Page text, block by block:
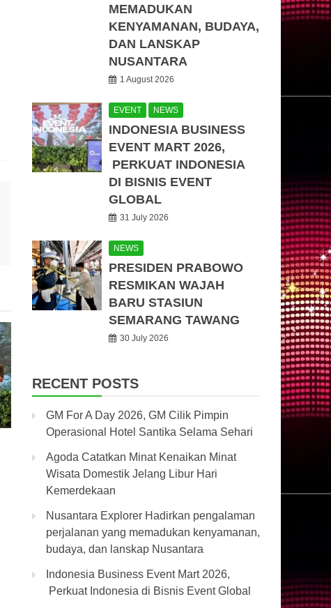
MEMADUKAN
KENYAMANAN, BUDAYA,
DAN LANSKAP
NUSANTARA
1 August 2026
EVENT NEWS
INDONESIA BUSINESS
EVENT MART 2026,
PERKUAT INDONESIA
DI BISNIS EVENT
GLOBAL
31 July 2026
NEWS
PRESIDEN PRABOWO
RESMIKAN WAJAH
BARU STASIUN
SEMARANG TAWANG
30 July 2026
RECENT POSTS
GM For A Day 2026, GM Cilik Pimpin
Operasional Hotel Santika Selama Sehari
Agoda Catatkan Minat Kenaikan Minat
Wisata Domestik Jelang Libur Hari
Kemerdekaan
Nusantara Explorer Hadirkan pengalaman
perjalanan yang memadukan kenyamanan,
budaya, dan lanskap Nusantara
Indonesia Business Event Mart 2026,
Perkuat Indonesia di Bisnis Event Global